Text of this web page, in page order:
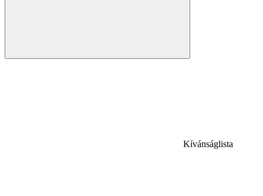
Kívánságlista